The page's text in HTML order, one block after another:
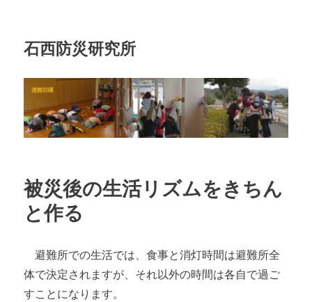
石西防災研究所
被災後の生活リズムをきちん
と作る
避難所での生活では、食事と消灯時間は避難所全
体で決定されますが、それ以外の時間は各自で過ご
すことになります。